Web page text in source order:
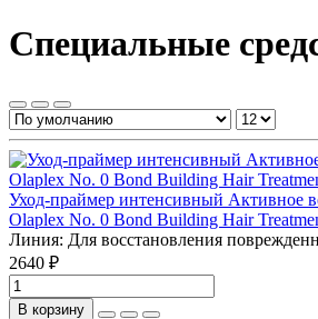
Специальные
Уход-праймер интенсивный Активное
Olaplex No. 0 Bond Building Hair
Линия: Для восстановления
2640 ₽
В корзину